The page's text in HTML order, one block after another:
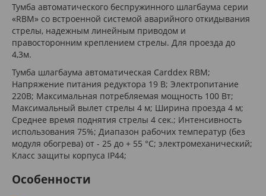
Тумба автоматического беспружинного шлагбаума серии
«RBM» со встроенной системой аварийного откидывания
стрелы, надежным линейным приводом и
правосторонним креплением стрелы. Для проезда до
4,3м.
Тумба шлагбаума автоматическая Carddex RBM;
Напряжение питания редуктора 19 В; Электропитание
220В; Максимальная потребляемая мощность 100 Вт;
Максимальный вылет стрелы 4 м; Ширина проезда 4 м;
Среднее время поднятия стрелы 4 сек.; Интенсивность
использования 75%; Диапазон рабочих температур (без
модуля обогрева) от - 25 до + 55 °С; электромеханический;
Класс защиты корпуса IP44;
Особенности